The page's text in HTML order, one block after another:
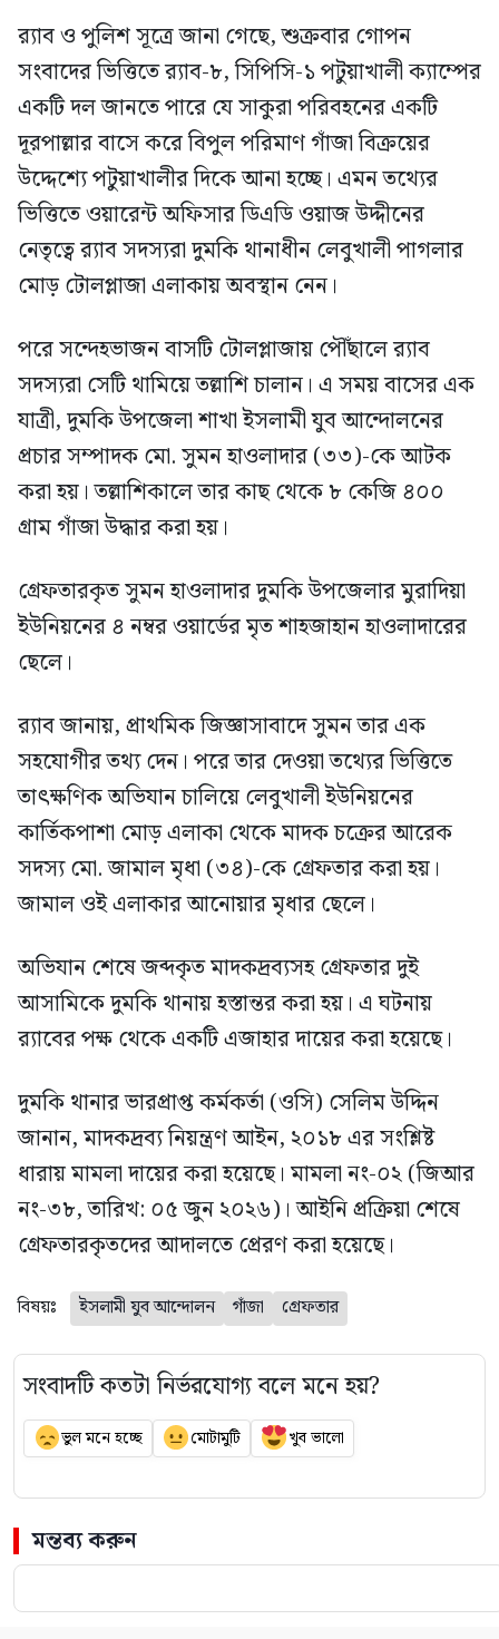
র‍্যাব ও পুলিশ সূত্রে জানা গেছে, শুক্রবার গোপন
সংবাদের ভিত্তিতে র‍্যাব-৮, সিপিসি-১ পটুয়াখালী ক্যাম্পের
একটি দল জানতে পারে যে সাকুরা পরিবহনের একটি
দূরপাল্লার বাসে করে বিপুল পরিমাণ গাঁজা বিক্রয়ের
উদ্দেশ্যে পটুয়াখালীর দিকে আনা হচ্ছে। এমন তথ্যের
ভিত্তিতে ওয়ারেন্ট অফিসার ডিএডি ওয়াজ উদ্দীনের
নেতৃত্বে র‍্যাব সদস্যরা দুমকি থানাধীন লেবুখালী পাগলার
মোড় টোলপ্লাজা এলাকায় অবস্থান নেন।
পরে সন্দেহভাজন বাসটি টোলপ্লাজায় পৌঁছালে র‍্যাব
সদস্যরা সেটি থামিয়ে তল্লাশি চালান। এ সময় বাসের এক
যাত্রী, দুমকি উপজেলা শাখা ইসলামী যুব আন্দোলনের
প্রচার সম্পাদক মো. সুমন হাওলাদার (৩৩)-কে আটক
করা হয়। তল্লাশিকালে তার কাছ থেকে ৮ কেজি ৪০০
গ্রাম গাঁজা উদ্ধার করা হয়।
গ্রেফতারকৃত সুমন হাওলাদার দুমকি উপজেলার মুরাদিয়া
ইউনিয়নের ৪ নম্বর ওয়ার্ডের মৃত শাহজাহান হাওলাদারের
ছেলে।
র‍্যাব জানায়, প্রাথমিক জিজ্ঞাসাবাদে সুমন তার এক
সহযোগীর তথ্য দেন। পরে তার দেওয়া তথ্যের ভিত্তিতে
তাৎক্ষণিক অভিযান চালিয়ে লেবুখালী ইউনিয়নের
কার্তিকপাশা মোড় এলাকা থেকে মাদক চক্রের আরেক
সদস্য মো. জামাল মৃধা (৩৪)-কে গ্রেফতার করা হয়।
জামাল ওই এলাকার আনোয়ার মৃধার ছেলে।
অভিযান শেষে জব্দকৃত মাদকদ্রব্যসহ গ্রেফতার দুই
আসামিকে দুমকি থানায় হস্তান্তর করা হয়। এ ঘটনায়
র‍্যাবের পক্ষ থেকে একটি এজাহার দায়ের করা হয়েছে।
দুমকি থানার ভারপ্রাপ্ত কর্মকর্তা (ওসি) সেলিম উদ্দিন
জানান, মাদকদ্রব্য নিয়ন্ত্রণ আইন, ২০১৮ এর সংশ্লিষ্ট
ধারায় মামলা দায়ের করা হয়েছে। মামলা নং-০২ (জিআর
নং-৩৮, তারিখ: ০৫ জুন ২০২৬)। আইনি প্রক্রিয়া শেষে
গ্রেফতারকৃতদের আদালতে প্রেরণ করা হয়েছে।
বিষয়ঃ ইসলামী যুব আন্দোলন গাঁজা গ্রেফতার
সংবাদটি কতটা নির্ভরযোগ্য বলে মনে হয়?
ভুল মনে হচ্ছে মোটামুটি খুব ভালো
মন্তব্য করুন